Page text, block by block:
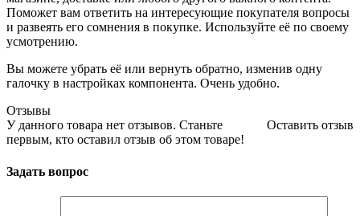
Поможет вам ответить на интересующие покупателя вопросы
и развеять его сомнения в покупке. Используйте её по своему
усмотрению.
Вы можете убрать её или вернуть обратно, изменив одну
галочку в настройках компонента. Очень удобно.
Отзывы
Оставить отзыв
У данного товара нет отзывов. Станьте
первым, кто оставил отзыв об этом товаре!
Задать вопрос